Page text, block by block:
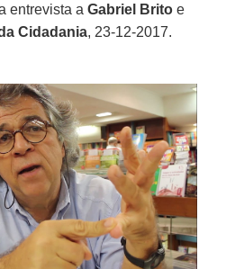
entrevista aGabriel Brito e
Cidadania, 23-12-2017.